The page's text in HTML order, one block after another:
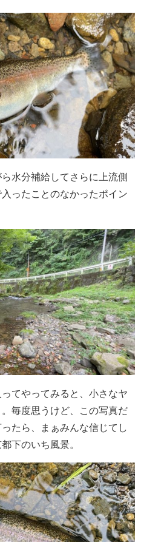
水分補給してさらに上流側
ったことのなかったポイン
てやってみると、小さなヤ
毎度思うけど、この写真だ
たら、まぁみんな信じてし
下のいち風景。